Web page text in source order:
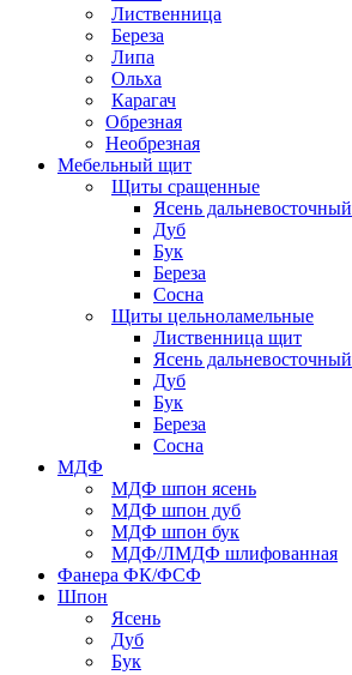
Лиственница
Береза
Липа
Ольха
Карагач
Обрезная
Необрезная
Мебельный щит
Щиты сращенные
Ясень дальневосточный
Дуб
Бук
Береза
Сосна
Щиты цельноламельные
Лиственница щит
Ясень дальневосточный
Дуб
Бук
Береза
Сосна
МДФ
МДФ шпон ясень
МДФ шпон дуб
МДФ шпон бук
МДФ/ЛМДФ шлифованная
Фанера ФК/ФСФ
Шпон
Ясень
Дуб
Бук